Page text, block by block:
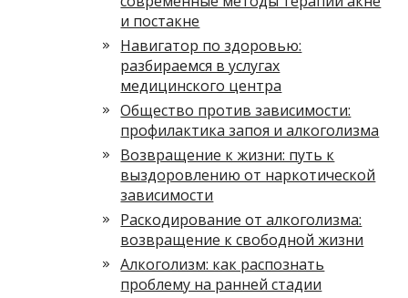
и постакне
Навигатор по здоровью:
разбираемся в услугах
медицинского центра
Общество против зависимости:
профилактика запоя и алкоголизма
Возвращение к жизни: путь к
выздоровлению от наркотической
зависимости
Раскодирование от алкоголизма:
возвращение к свободной жизни
Алкоголизм: как распознать
проблему на ранней стадии